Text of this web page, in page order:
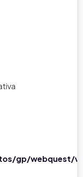
gp/webquest/